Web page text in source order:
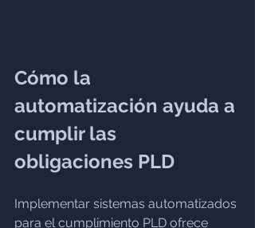
Cómo la
automatización ayuda a
cumplir las
obligaciones PLD
Implementar sistemas automatizados
para el cumplimiento PLD ofrece